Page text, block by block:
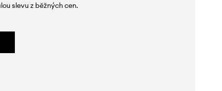
slevu z běžných cen.